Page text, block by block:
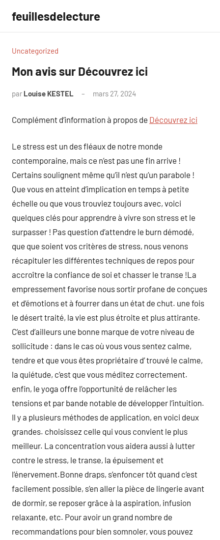
contenu
feuillesdelecture
Uncategorized
Mon avis sur Découvrez ici
par Louise KESTEL mars 27, 2024
Complément d’information à propos de Découvrez ici
Le stress est un des fléaux de notre monde
contemporaine, mais ce n’est pas une fin arrive !
Certains soulignent même qu’il n’est qu’un parabole !
Que vous en atteint d’implication en temps à petite
échelle ou que vous trouviez toujours avec, voici
quelques clés pour apprendre à vivre son stress et le
surpasser ! Pas question d’attendre le burn démodé,
que que soient vos critères de stress, nous venons
récapituler les différentes techniques de repos pour
accroître la confiance de soi et chasser le transe !La
empressement favorise nous sortir profane de conçues
et d’émotions et à fourrer dans un état de chut. une fois
le désert traité, la vie est plus étroite et plus attirante.
C’est d’ailleurs une bonne marque de votre niveau de
sollicitude : dans le cas où vous vous sentez calme,
tendre et que vous êtes propriétaire d’ trouvé le calme,
la quiétude, c’est que vous méditez correctement.
enfin, le yoga offre l’opportunité de relâcher les
tensions et par bande notable de développer l’intuition.
Il y a plusieurs méthodes de application, en voici deux
grandes. choisissez celle qui vous convient le plus
meilleur. La concentration vous aidera aussi à lutter
contre le stress, le transe, la épuisement et
l’énervement.Bonne draps, s’enfoncer tôt quand c’est
facilement possible, s’en aller la pièce de lingerie avant
de dormir, se reposer grâce à la aspiration, infusion
relaxante, etc. Pour avoir un grand nombre de
recommandations pour bien somnoler, vous pouvez